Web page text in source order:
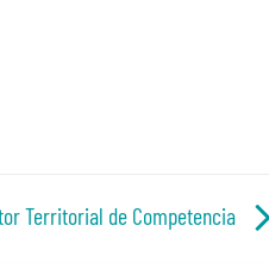
Territorial de Competencia